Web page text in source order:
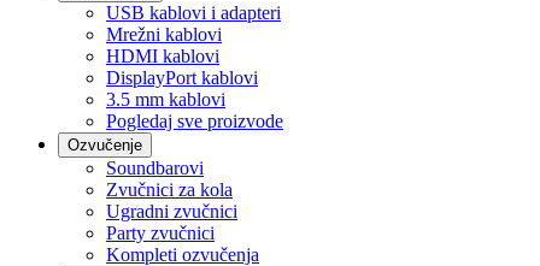
USB kablovi i adapteri
Mrežni kablovi
HDMI kablovi
DisplayPort kablovi
3.5 mm kablovi
Pogledaj sve proizvode
Ozvučenje
Soundbarovi
Zvučnici za kola
Ugradni zvučnici
Party zvučnici
Kompleti ozvučenja